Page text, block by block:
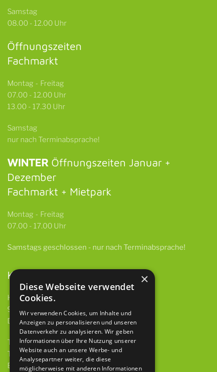
Samstag
08.00 - 12.00 Uhr
Öffnungszeiten
Fachmarkt
Montag - Freitag
07.00 - 12.00 Uhr
13.00 - 17.30 Uhr
Samstag
nur nach Terminabsprache!
WINTER Öffnungszeiten Januar +
Dezember
Fachmarkt + Mietpark
Montag - Freitag
07.00 - 17.00 Uhr
Samstags geschlossen - nur nach Terminabsprache!
Kontakt
HBH GmbH & Co. KG
97922 Lauda-Königshofen
Deubacher Str. 12
Telefon 09343 615 921-0
Telefax 09343 615 921-9
E-Mailinfo@baumaschinen-hbh.de
×
Diese Webseite verwendet
Cookies.
Wir verwenden Cookies, um Inhalte und
Anzeigen zu personalisieren und unseren
Datenverkehr zu analysieren. Wir geben
Informationen über Ihre Nutzung unserer
Website auch an unsere Werbe- und
Analysepartner weiter, die diese
möglicherweise mit anderen Informationen